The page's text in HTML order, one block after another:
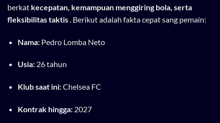
berkat kecepatan, kemampuan menggiring bola, serta
fleksibilitas taktis . Berikut adalah fakta cepat sang pemain:
Nama:Pedro Lomba Neto
Usia:26 tahun
Klub saat ini:Chelsea FC
Kontrak hingga:2027